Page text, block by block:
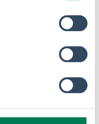
responsabile